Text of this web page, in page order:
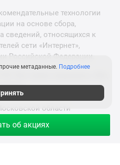
об акциях
технологии
на основе сбора,
сведений, относящихся к
сети «Интернет»,
Российской Федерации.
области
метаданные. Подробнее